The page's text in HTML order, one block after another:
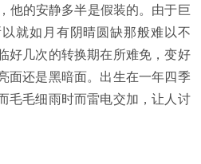
他的安静多半是假装的。由于巨
就如月有阴晴圆缺那般难以不
好几次的转换期在所难免，变好
面还是黑暗面。出生在一年四季
毛毛细雨时而雷电交加，让人讨